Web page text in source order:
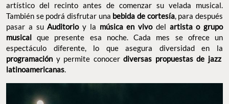
artístico del recinto antes de comenzar su velada musical.
También se podrá disfrutar una bebida de cortesía, para después
pasar a suAuditorioy la música en vivodel artista o grupo
musical que presente esa noche. Cada mes se ofrece un
espectáculo diferente, lo que asegura diversidad en la
programación y permite conocer diversas propuestas de jazz
latinoamericanas.